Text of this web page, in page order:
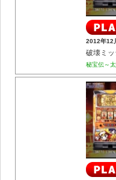
2012年12
破壊ミ
秘宝伝～